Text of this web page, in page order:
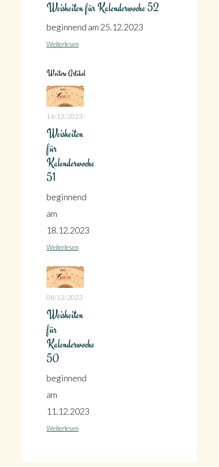
Weisheiten für Kalenderwoche 52
beginnend am 25.12.2023
Weiterlesen
Weitere Artikel
14/12/2023
Weisheiten
für
Kalenderwoche
51
beginnend
am
18.12.2023
Weiterlesen
08/12/2023
Weisheiten
für
Kalenderwoche
50
beginnend
am
11.12.2023
Weiterlesen